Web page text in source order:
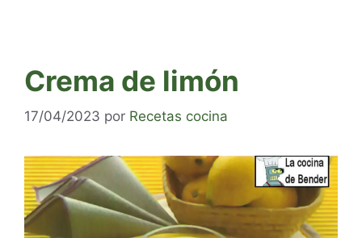
Crema de limón
17/04/2023 por Recetas cocina